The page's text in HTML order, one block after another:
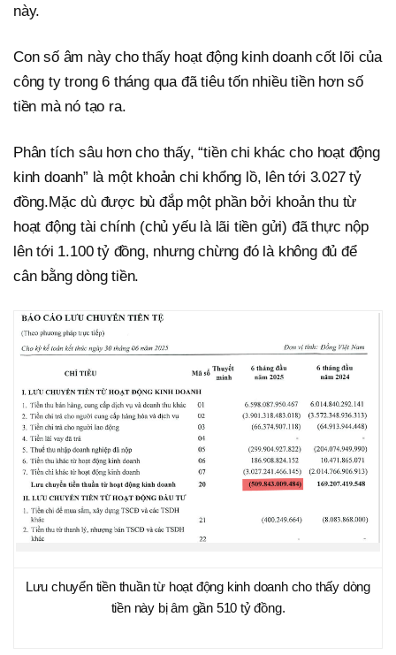
này.
Con số âm này cho thấy hoạt động kinh doanh cốt lõi của
công ty trong 6 tháng qua đã tiêu tốn nhiều tiền hơn số
tiền mà nó tạo ra.
Phân tích sâu hơn cho thấy, “tiền chi khác cho hoạt động
kinh doanh” là một khoản chi khổng lồ, lên tới 3.027 tỷ
đồng.Mặc dù được bù đắp một phần bởi khoản thu từ
hoạt động tài chính (chủ yếu là lãi tiền gửi) đã thực nộp
lên tới 1.100 tỷ đồng, nhưng chừng đó là không đủ để
cân bằng dòng tiền.
Lưu chuyển tiền thuần từ hoạt động kinh doanh cho thấy dòng
tiền này bị âm gần 510 tỷ đồng.